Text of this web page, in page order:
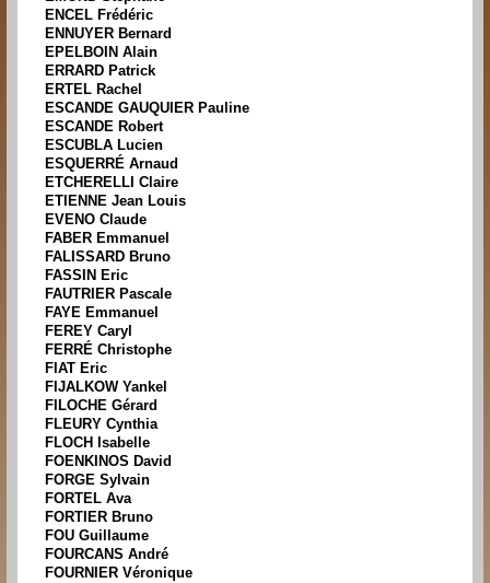
ENCEL Frédéric
ENNUYER Bernard
EPELBOIN Alain
ERRARD Patrick
ERTEL Rachel
ESCANDE GAUQUIER Pauline
ESCANDE Robert
ESCUBLA Lucien
ESQUERRÉ Arnaud
ETCHERELLI Claire
ETIENNE Jean Louis
EVENO Claude
FABER Emmanuel
FALISSARD Bruno
FASSIN Eric
FAUTRIER Pascale
FAYE Emmanuel
FEREY Caryl
FERRÉ Christophe
FIAT Eric
FIJALKOW Yankel
FILOCHE Gérard
FLEURY Cynthia
FLOCH Isabelle
FOENKINOS David
FORGE Sylvain
FORTEL Ava
FORTIER Bruno
FOU Guillaume
FOURCANS André
FOURNIER Véronique